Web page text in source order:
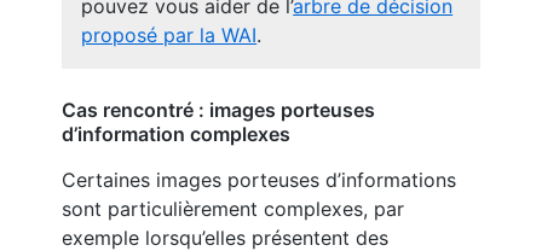
pouvez vous aider de l’arbre de décision
proposé par la WAI.
Cas rencontré : images porteuses
d’information complexes
Certaines images porteuses d’informations
sont particulièrement complexes, par
exemple lorsqu’elles présentent des